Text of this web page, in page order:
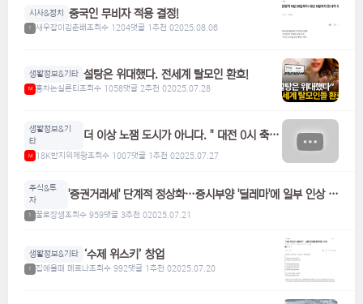
시사&정치 중국인 무비자 적용 결정!
1 새우잡이김춘배조회수 1204댓글 1 추천 02025.08.06
생활정보&기타 설탕은 위대했다. 전세계 탈모인 환호!
M 홍차는실론티조회수 1058댓글 2추천 02025.07.28
생활정보&기
타
더 이상 노잼 도시가 아니다. " 대전 0시 축
M 18K반지의제왕조회수 1007댓글 1추천 02025.07.27
주식&투
자
'증권거래세' 단계적 정상화…증시부양 '딜레마'에 일부 인상 검
토
1 꿀로장생조회수 959댓글 3추천 02025.07.21
생활정보&기타 ‘수제 위스키’ 창업
1 집에올때 메로나조회수 992댓글 1 추천 02025.07.20